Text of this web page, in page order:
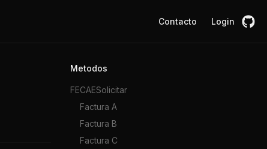
Contacto Login
Metodos
FECAESolicitar
Factura A
Factura B
Factura C